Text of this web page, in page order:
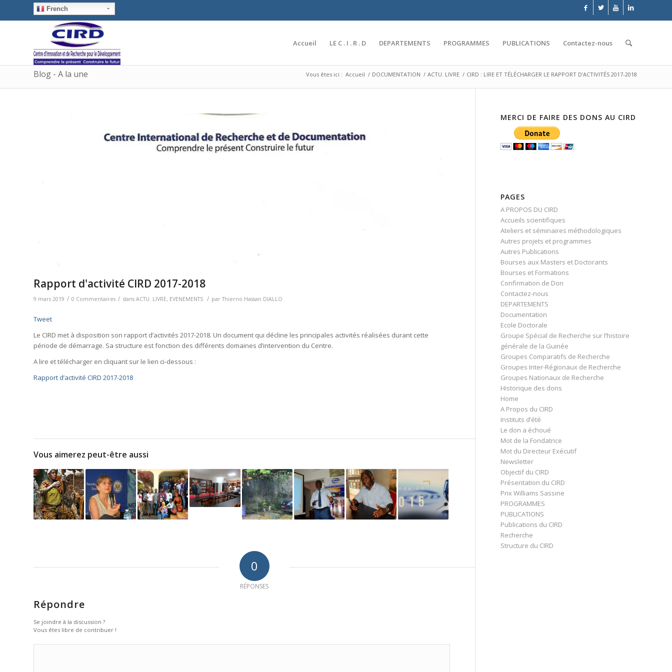
French
Accueil LE C . I . R . D DEPARTEMENTS PROGRAMMES PUBLICATIONS Contactez-nous
Blog - A la une Vous êtes ici : Accueil / DOCUMENTATION / ACTU. LIVRE / CIRD : LIRE ET TÉLÉCHARGER LE RAPPORT D’ACTIVITÉS 2017-2018
Rapport d'activité CIRD 2017-2018
9 mars 2019 / 0 Commentaires / dans ACTU. LIVRE, EVENEMENTS / parThierno Hassan DIALLO
Tweet
Le CIRD met à disposition son rapport d’activités 2017-2018. Un document qui décline les principales activités réalisées durant cette
période de démarrage. Sa structure est fonction des différents domaines d’intervention du Centre.
A lire et télécharger en cliquant sur le lien ci-dessous :
Rapport d’activité CIRD 2017-2018
Vous aimerez peut-être aussi
0
RÉPONSES
Répondre
Se joindre à la discussion ?
Vous êtes libre de contribuer !
MERCI DE FAIRE DES DONS AU CIRD
PAGES
A PROPOS DU CIRD
Accueils scientifiques
Ateliers et séminaires méthodologiques
Autres projets et programmes
Autres Publications
Bourses aux Masters et Doctorants
Bourses et Formations
Confirmation de Don
Contactez-nous
DEPARTEMENTS
Documentation
Ecole Doctorale
Groupe Spécial de Recherche sur l’histoire
générale de la Guinée
Groupes Comparatifs de Recherche
Groupes Inter-Régionaux de Recherche
Groupes Nationaux de Recherche
Historique des dons
Home
A Propos du CIRD
Instituts d’été
Le don a échoué
Mot de la Fondatrice
Mot du Directeur Exécutif
Newsletter
Objectif du CIRD
Présentation du CIRD
Prix Williams Sassine
PROGRAMMES
PUBLICATIONS
Publications du CIRD
Recherche
Structure du CIRD